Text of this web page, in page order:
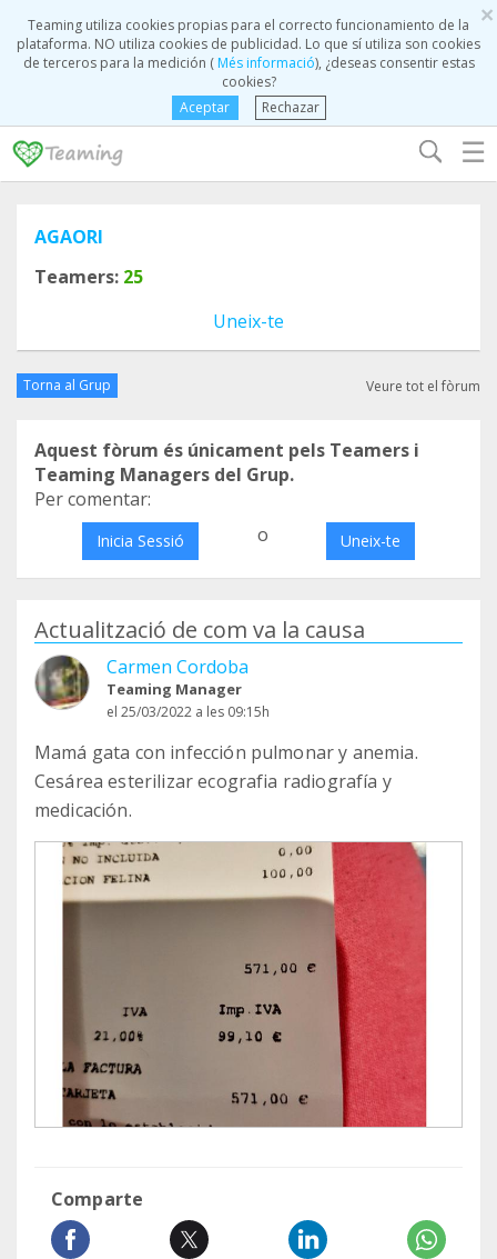
×
Teaming utiliza cookies propias para el correcto funcionamiento de la
plataforma. NO utiliza cookies de publicidad. Lo que sí utiliza son cookies
de terceros para la medición (Més informació), ¿deseas consentir estas
cookies?
Aceptar
Rechazar
☰
AGAORI
Teamers: 25
Uneix-te
Torna al Grup Veure tot el fòrum
Aquest fòrum és únicament pels Teamers i
Teaming Managers del Grup.
Per comentar:
Inicia Sessió o Uneix-te
Actualització de com va la causa
Carmen Cordoba
Teaming Manager
el 25/03/2022 a les 09:15h
Mamá gata con infección pulmonar y anemia.
Cesárea esterilizar ecografia radiografía y
medicación.
Comparte